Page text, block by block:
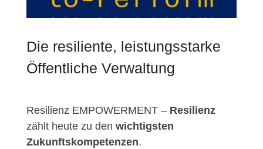
Die resiliente, leistungsstarke
Öffentliche Verwaltung
Resilienz EMPOWERMENT – Resilienz
zählt heute zu den wichtigsten
Zukunftskompetenzen.